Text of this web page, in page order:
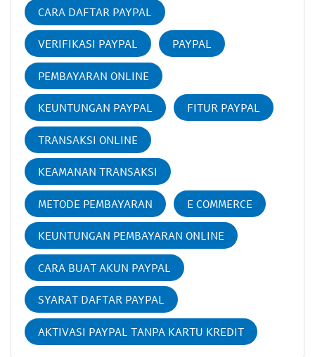
CARA DAFTAR PAYPAL
VERIFIKASI PAYPAL PAYPAL
PEMBAYARAN ONLINE
KEUNTUNGAN PAYPAL FITUR PAYPAL
TRANSAKSI ONLINE
KEAMANAN TRANSAKSI
METODE PEMBAYARAN E COMMERCE
KEUNTUNGAN PEMBAYARAN ONLINE
CARA BUAT AKUN PAYPAL
SYARAT DAFTAR PAYPAL
AKTIVASI PAYPAL TANPA KARTU KREDIT